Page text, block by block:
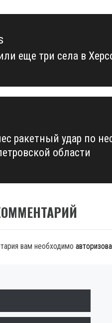
еще три села в
ракетный удар по
области
вам необходимо